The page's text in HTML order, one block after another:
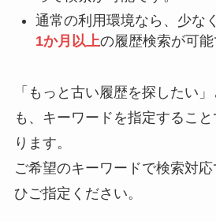
通常の利用環境なら、少な
1か月以上の履歴検索が可能
「もっと古い履歴を探したい
も、キーワードを指定するこ
ります。
ご希望のキーワードで検索対
ひご指定ください。